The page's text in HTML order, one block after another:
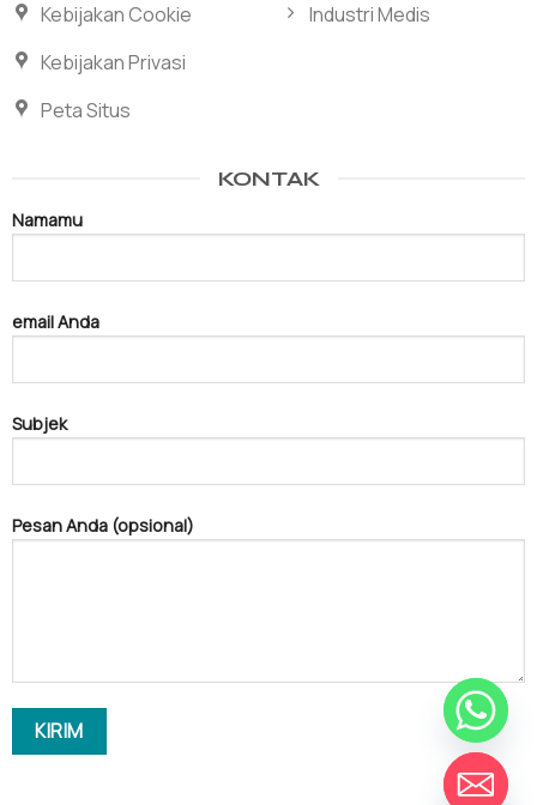
Kebijakan Cookie
Kebijakan Privasi
Peta Situs
Industri Medis
KONTAK
Namamu
email Anda
Subjek
Pesan Anda (opsional)
CEREWET